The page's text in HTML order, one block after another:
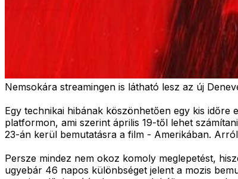
Nemsokára streamingen is látható lesz az új
Egy technikai hibának köszönhetően egy kis
platformon, ami szerint április 19-től lehet
23-án kerül bemutatásra a film - Amerikában.
Persze mindez nem okoz komoly meglepetést,
ugyebár 46 napos különbséget jelent a mozis